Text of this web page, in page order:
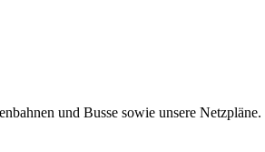
und Busse sowie unsere Netzpläne.